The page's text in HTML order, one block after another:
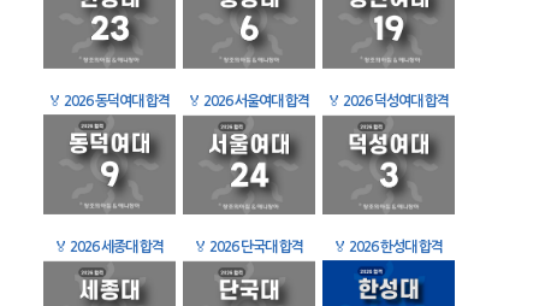
🏅 2026 동덕여대 합격 🏅 2026 서울여대 합격 🏅 2026 덕성여대 합격
🏅 2026 세종대 합격 🏅 2026 단국대 합격 🏅 2026 한성대 합격